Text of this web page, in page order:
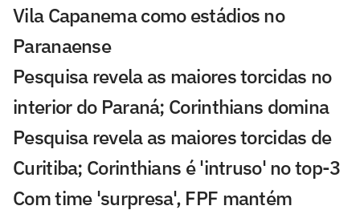
Vila Capanema como estádios no
Paranaense
Pesquisa revela as maiores torcidas no
interior do Paraná; Corinthians domina
Pesquisa revela as maiores torcidas de
Curitiba; Corinthians é 'intruso' no top-3
Com time 'surpresa', FPF mantém